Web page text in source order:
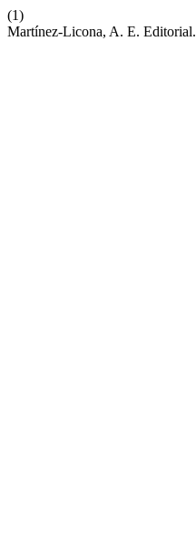
(1)
Martínez-Licona, A. E. Editorial.